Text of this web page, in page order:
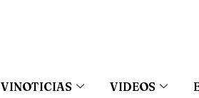
VINOTICIAS VIDEOS